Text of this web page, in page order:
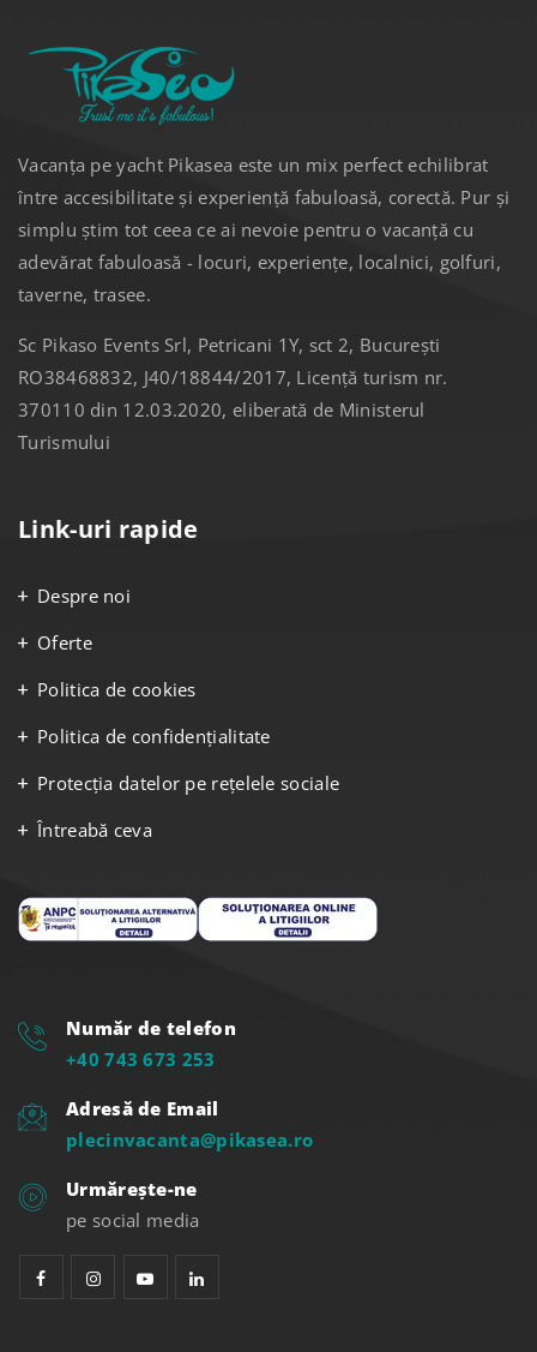
Vacanța pe yacht Pikasea este un mix perfect echilibrat
între accesibilitate și experiență fabuloasă, corectă. Pur și
simplu știm tot ceea ce ai nevoie pentru o vacanță cu
adevărat fabuloasă - locuri, experiențe, localnici, golfuri,
taverne, trasee.
Sc Pikaso Events Srl, Petricani 1Y, sct 2, București
RO38468832, J40/18844/2017, Licență turism nr.
370110 din 12.03.2020, eliberată de Ministerul
Turismului
Link-uri rapide
Despre noi
Oferte
Politica de cookies
Politica de confidențialitate
Protecția datelor pe rețelele sociale
Întreabă ceva
Număr de telefon
+40 743 673 253
Adresă de Email
plecinvacanta@pikasea.ro
Urmărește-ne
pe social media